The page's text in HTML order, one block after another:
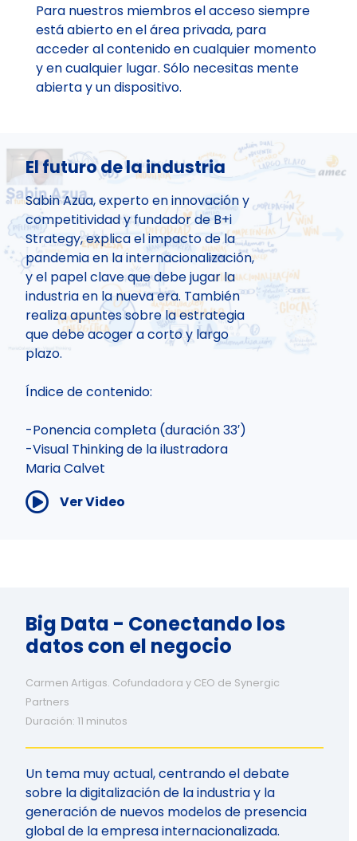
Para nuestros miembros el acceso siempre
está abierto en el área privada, para
acceder al contenido en cualquier momento
y en cualquier lugar. Sólo necesitas mente
abierta y un dispositivo.
El futuro de la industria
Sabin Azua, experto en innovación y
competitividad y fundador de B+i
Strategy, explica el impacto de la
pandemia en la internacionalización,
y el papel clave que debe jugar la
industria en la nueva era. También
realiza apuntes sobre la estrategia
que debe acoger a corto y largo
plazo.
Índice de contenido:
-Ponencia completa (duración 33′)
-Visual Thinking de la ilustradora
Maria Calvet
Ver Video
Big Data - Conectando los
datos con el negocio
Carmen Artigas. Cofundadora y CEO de Synergic
Partners
Duración: 11 minutos
Un tema muy actual, centrando el debate
sobre la digitalización de la industria y la
generación de nuevos modelos de presencia
global de la empresa internacionalizada.